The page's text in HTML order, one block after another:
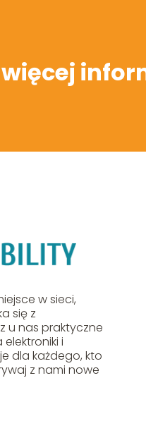
w sieci,
się z
u nas praktyczne
i
dla każdego, kto
z nami nowe